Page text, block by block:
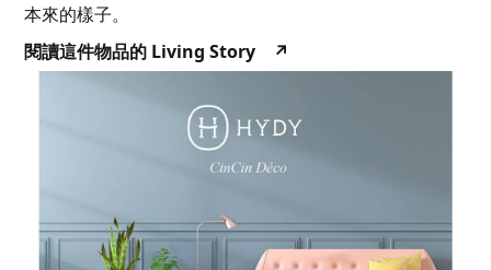
本來的樣子。
閱讀這件物品的 Living Story ↗